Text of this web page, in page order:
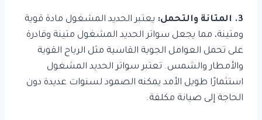
3. المتانة والتحمل:
يعتبر الحديد المشغول مادة قوية
ومتينة، مما يجعل سواتر الحديد المشغول متينة وقادرة
على تحمل العوامل الجوية القاسية مثل الرياح القوية
والأمطار والشمس. تعتبر سواتر الحديد المشغول
استثمارًا طويل الأمد يمكنه الصمود لسنوات عديدة دون
الحاجة إلى صيانة مكلفة.